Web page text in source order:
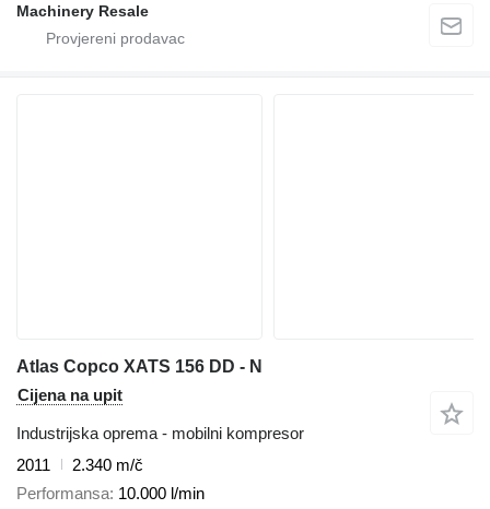
Machinery Resale
Atlas Copco XATS 156 DD - N
Cijena na upit
Industrijska oprema - mobilni kompresor
2011
2.340 m/č
Performansa 10.000 l/min